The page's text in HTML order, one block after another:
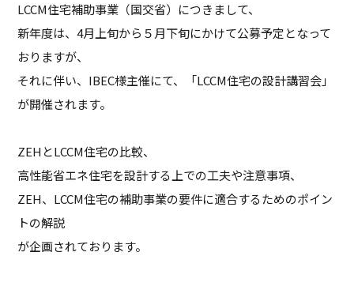
LCCM住宅補助事業（国交省）につきまして、
新年度は、4月上旬から５月下旬にかけて公募予定となって
おりますが、
それに伴い、IBEC様主催にて、「LCCM住宅の設計講習会」
が開催されます。
ZEHとLCCM住宅の比較、
高性能省エネ住宅を設計する上での工夫や注意事項、
ZEH、LCCM住宅の補助事業の要件に適合するためのポイン
トの解説
が企画されております。